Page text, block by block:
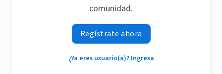
comunidad.
Regístrate ahora
¿Ya eres usuario(a)? Ingresa